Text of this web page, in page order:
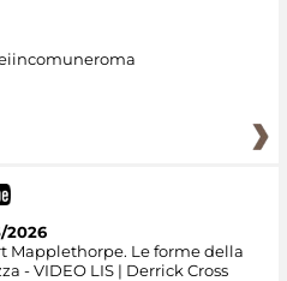
2026
Mapplethorpe. Le forme della
- VIDEO LIS | Derrick Cross